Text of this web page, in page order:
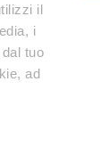
il
i
tuo
ad